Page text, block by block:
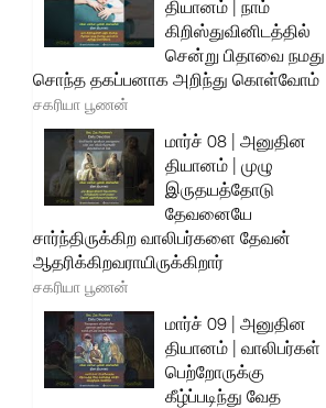
தியானம் | நாம்
கிறிஸ்துவினிடத்தில்
சென்று பிதாவை நமது
சொந்த தகப்பனாக அறிந்து கொள்வோம்
சகரியா பூணன்
மார்ச் 08 | அனுதின
தியானம் | முழு
இருதயத்தோடு
தேவனையே
சார்ந்திருக்கிற வாலிபர்களை தேவன்
ஆதரிக்கிறவராயிருக்கிறார்
சகரியா பூணன்
மார்ச் 09 | அனுதின
தியானம் | வாலிபர்கள்
பெற்றோருக்கு
கீழ்ப்படிந்து வேத